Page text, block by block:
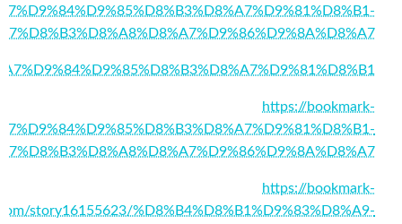
https://bookmark-
https://bookmark-
story16155623/%D8%B4%D8%B1%D9%83%D8%A9-